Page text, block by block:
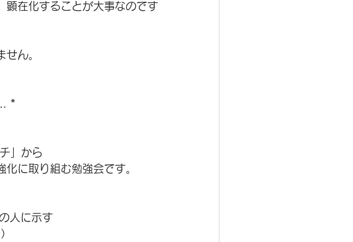
顕在化することが大事なのです
ん。
*
」から
に取り組む勉強会です。
人に示す